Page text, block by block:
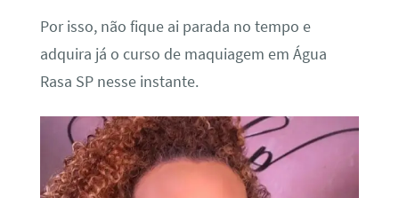
Por isso, não fique ai parada no tempo e
adquira já o curso de maquiagem em Água
Rasa SP nesse instante.